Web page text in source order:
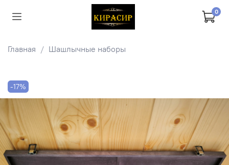
0
Главная Шашлычные наборы
-17%